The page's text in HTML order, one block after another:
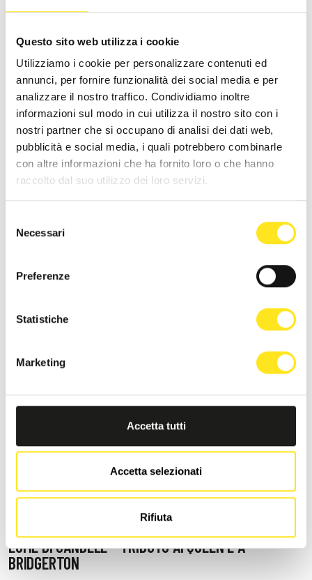
Questo sito web utilizza i cookie
Utilizziamo i cookie per personalizzare contenuti ed
annunci, per fornire funzionalità dei social media e per
analizzare il nostro traffico. Condividiamo inoltre
informazioni sul modo in cui utilizza il nostro sito con i
nostri partner che si occupano di analisi dei dati web,
pubblicità e social media, i quali potrebbero combinarle
con altre informazioni che ha fornito loro o che hanno
raccolto dal suo utilizzo dei loro servizi.
delNecessari
Preferenze
Statistiche
Marketing
Accetta tutti
Accetta selezionati
Rifiuta
9 AGOSTO 2026 ORE 21:00
FESTA DEGLI ARTISTI IN TOUR 2026 SICILIA
9 agosto Piazza duca degli Abruzzi ore 21,00 Presenta Maurizio Di
LUME DI CANDELE - TRIBUTO AI QUEEN E A
BRIDGERTON